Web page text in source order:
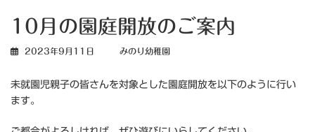
10月の園庭開放のご案内
2023年9月11日 みのり幼稚園
未就園児親子の皆さんを対象とした園庭開放を以下のように行い
ます。